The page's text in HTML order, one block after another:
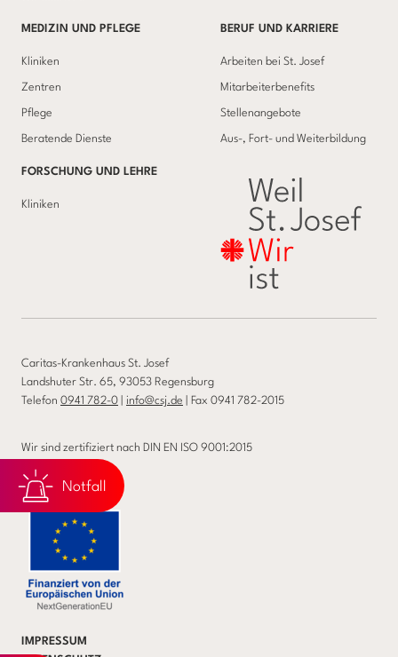
MEDIZIN UND PFLEGE
Kliniken
Zentren
Pflege
Beratende Dienste
BERUF UND KARRIERE
Arbeiten bei St. Josef
Mitarbeiterbenefits
Stellenangebote
Aus-, Fort- und Weiterbildung
FORSCHUNG UND LEHRE
Kliniken
Caritas-Krankenhaus St. Josef
Landshuter Str. 65, 93053 Regensburg
Telefon 0941 782-0 info@csj.de | Fax 0941 782-2015
Wir sind zertifiziert nach DIN EN ISO 9001:2015
Qualitätsberichte
IMPRESSUM
Notfall